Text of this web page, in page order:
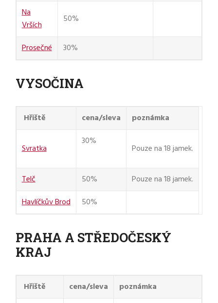
Na
Vrších
50%
Prosečné 30%
VYSOČINA
Hřiště cena/sleva poznámka
Svratka
30%
Pouze na 18 jamek.
Telč 50%
Pouze na 18 jamek.
Havlíčkův Brod
50%
PRAHA A STŘEDOČESKÝ
KRAJ
Hřiště cena/sleva
poznámka